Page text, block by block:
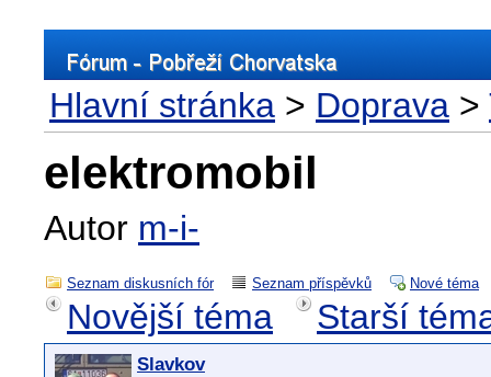
Hlavní stránka > Doprava >
elektromobil
Autor m-i-
Seznam diskusních fór Seznam příspěvků Nové téma
Novější téma Starší
Slavkov